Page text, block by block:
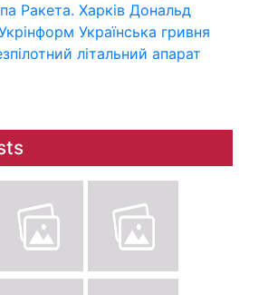
Ракета. Харків Дональд
Українська гривня
літальний апарат